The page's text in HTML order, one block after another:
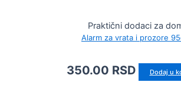
Praktični dodaci za
Alarm za vrata i prozore
350.00 RSD Dodaj u